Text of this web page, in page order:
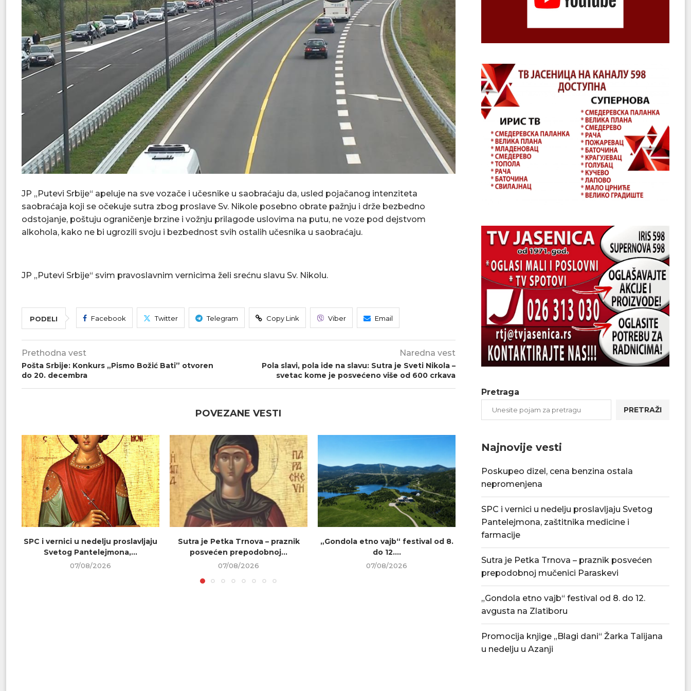
JP „Putevi Srbije“ apeluje na sve vozače i učesnike u saobraćaju da, usled pojačanog intenziteta
saobraćaja koji se očekuje sutra zbog proslave Sv. Nikole posebno obrate pažnju i drže bezbedno
odstojanje, poštuju ograničenje brzine i vožnju prilagode uslovima na putu, ne voze pod dejstvom
alkohola, kako ne bi ugrozili svoju i bezbednost svih ostalih učesnika u saobraćaju.
JP „Putevi Srbije“ svim pravoslavnim vernicima želi srećnu slavu Sv. Nikolu.
PODELI Facebook Twitter Telegram Copy Link Viber Email
Prethodna vest
Pošta Srbije: Konkurs „Pismo Božić Bati” otvoren
do 20. decembra
Naredna vest
Pola slavi, pola ide na slavu: Sutra je Sveti Nikola –
svetac kome je posvećeno više od 600 crkava
POVEZANE VESTI
SPC i vernici u nedelju proslavljaju
Svetog Pantelejmona,...
07/08/2026
Sutra je Petka Trnova – praznik
posvećen prepodobnoj...
07/08/2026
„Gondola etno vajb“ festival od 8.
do 12....
07/08/2026
Tradicionalna Azanjska pogačijada
07/08/2026
Pretraga
PRETRAŽI
Najnovije vesti
Poskupeo dizel, cena benzina ostala
nepromenjena
SPC i vernici u nedelju proslavljaju Svetog
Pantelejmona, zaštitnika medicine i
farmacije
Sutra je Petka Trnova – praznik posvećen
prepodobnoj mučenici Paraskevi
„Gondola etno vajb“ festival od 8. do 12.
avgusta na Zlatiboru
Promocija knjige „Blagi dani“ Žarka Talijana
u nedelju u Azanji